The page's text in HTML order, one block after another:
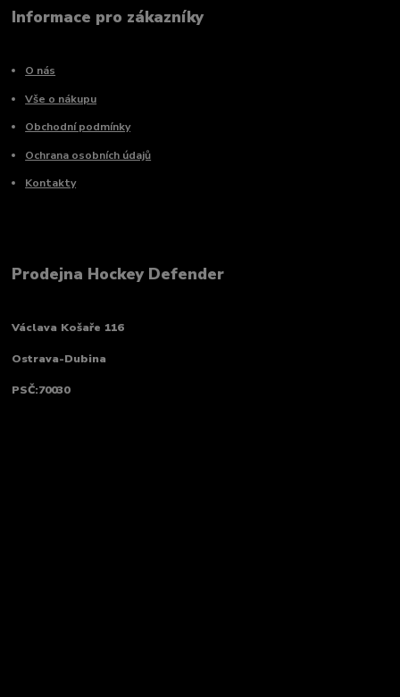
Informace pro zákazníky
O nás
Vše o nákupu
Obchodní podmínky
Ochrana osobních údajů
Kontakty
Prodejna Hockey Defender
Václava Košaře 116
Ostrava-Dubina
PSČ:70030